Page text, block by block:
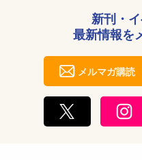
新刊・イ
最新情報を
メルマガ購読